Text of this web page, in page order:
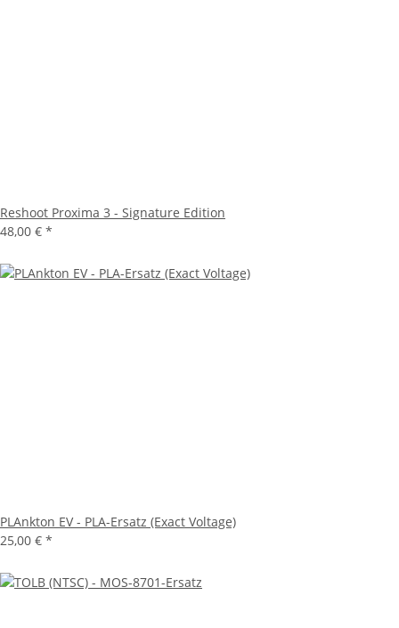
Reshoot Proxima 3 - Signature Edition
48,00 € *
PLAnkton EV - PLA-Ersatz (Exact Voltage)
25,00 € *